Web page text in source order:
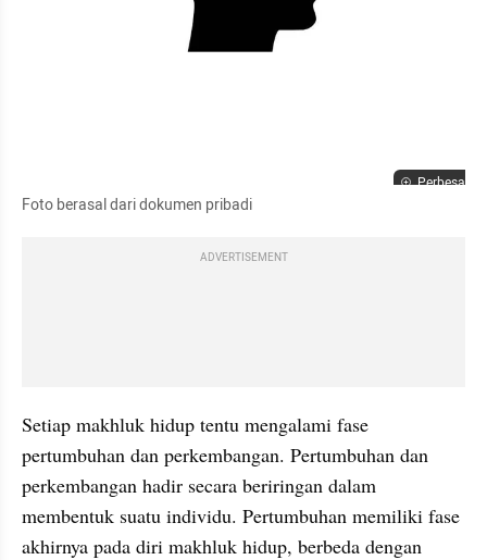
Perbesar
Foto berasal dari dokumen pribadi
ADVERTISEMENT
Setiap makhluk hidup tentu mengalami fase
pertumbuhan dan perkembangan. Pertumbuhan dan
perkembangan hadir secara beriringan dalam
membentuk suatu individu. Pertumbuhan memiliki fase
akhirnya pada diri makhluk hidup, berbeda dengan